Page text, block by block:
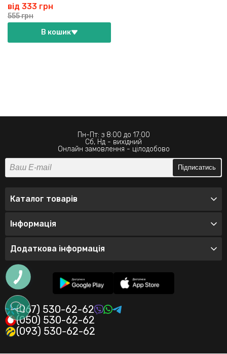
від 333 грн
555 грн
В кошик
Пн-Пт: з 8:00 до 17:00
Сб, Нд - вихідний
Онлайн замовлення - цілодобово
Підписатись
Каталог товарів
Інформація
Додаткова інформація
(067) 530-62-62
(050) 530-62-62
(093) 530-62-62